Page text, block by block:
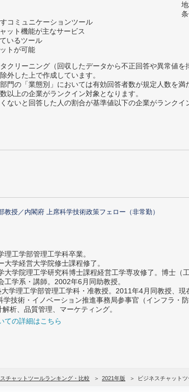
コミュニケーションツール
ット機能が主なサービス
いるツール
トが可能
リーニング（回収したデータから不正回答や異常値を
した上で作成しています。
門の「業態別」においては有効回答者数が規定人数を
以上の企業がランクイン対象となります。
いと回答した人の割合が基準値以下の企業がランクイ
教授／内閣府 上席科学技術政策フェロー（非常勤）
工学部管理工学科卒業。
学経営大学院修士課程修了。
大学院理工学研究科博士課程経営工学専攻修了。博士（工
工学系・講師。2002年6月同助教授。
学理工学部管理工学科・准教授。2011年4月同教授、現
技術・イノベーション推進事務局参事官（インフラ・
析、品質管理、マーケティング。
の詳細はこちら
チャットツールランキング・比較 2021年版 ビジネスチャット